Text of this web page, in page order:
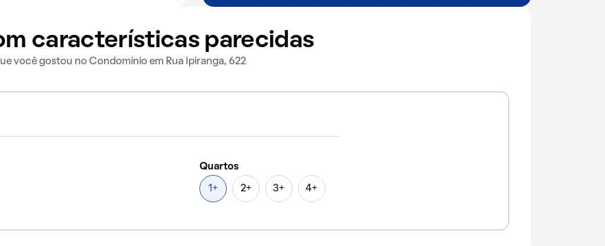
características parecidas
você gostou no Condomínio em Rua Ipiranga, 622
Quartos
1+ 2+ 3+ 4+